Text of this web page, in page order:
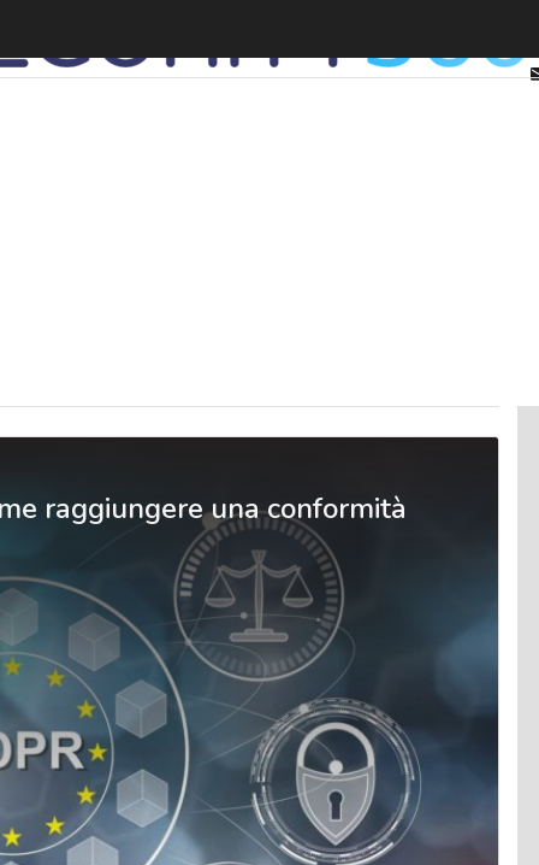
raggiungere una conformità